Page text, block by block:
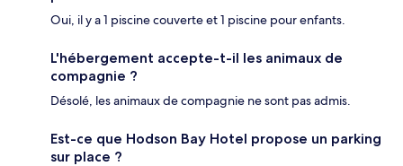
Oui, il y a 1 piscine couverte et 1 piscine pour enfants.
L'hébergement accepte-t-il les animaux de
compagnie ?
Désolé, les animaux de compagnie ne sont pas admis.
Est-ce que Hodson Bay Hotel propose un parking
sur place ?